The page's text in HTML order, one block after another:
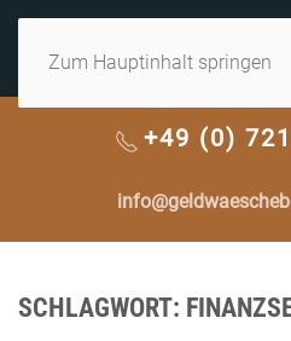
Zum Hauptinhalt springen
+49 (0)
SCHLAGWORT: